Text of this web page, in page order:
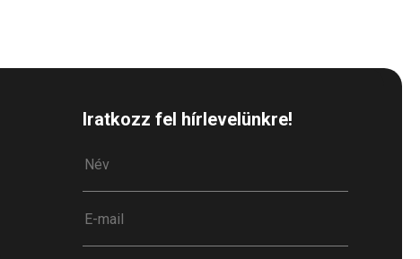
Iratkozz fel hírlevelünkre!